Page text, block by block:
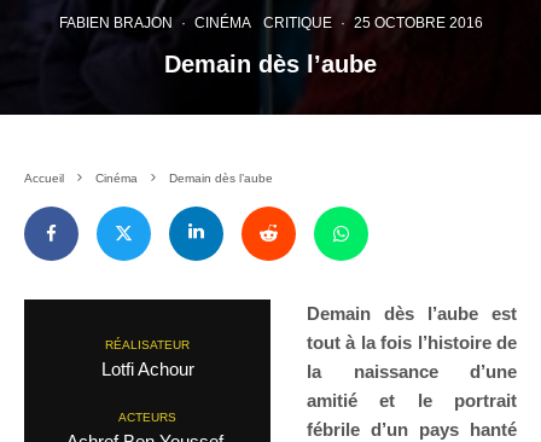
FABIEN BRAJON · CINÉMA CRITIQUE · 25 OCTOBRE 2016
Demain dès l’aube
Accueil Cinéma Demain dès l’aube
RÉALISATEUR
Lotfi Achour
ACTEURS
Demain dès l’aube est
tout à la fois l’histoire de
la naissance d’une
amitié et le portrait
fébrile d’un pays hanté